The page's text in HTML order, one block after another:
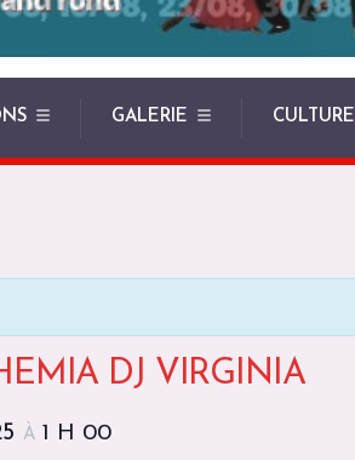
GALERIE CULTURE
DJ VIRGINIA
À 1 H 00